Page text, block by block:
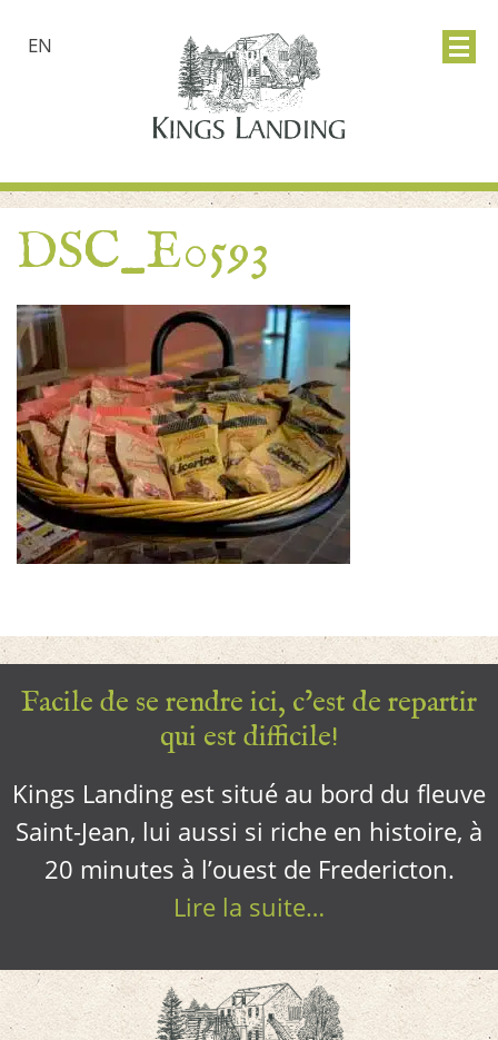
EN
DSC_E0593
Facile de se rendre ici, c’est de repartir
qui est difficile!
Kings Landing est situé au bord du fleuve
Saint-Jean, lui aussi si riche en histoire, à
20 minutes à l’ouest de Fredericton.
Lire la suite…